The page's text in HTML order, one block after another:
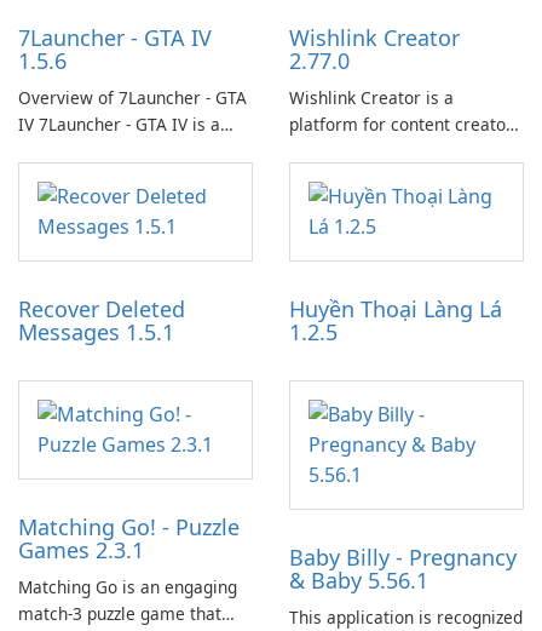
7Launcher - GTA IV
1.5.6
Overview of 7Launcher - GTA
IV 7Launcher - GTA IV is a
application designed to
optimize the gaming
experience for Grand Theft
Auto IV.
Wishlink Creator
2.77.0
Wishlink Creator is a
platform for content creators
work through built-in brand
partnerships and integrated
tools for content distribution
and audience engagement.
Recover Deleted
Messages 1.5.1
Huyền Thoại Làng Lá
1.2.5
Matching Go! - Puzzle
Games 2.3.1
Matching Go is an engaging
match-3 puzzle game that
Baby Billy - Pregnancy
& Baby 5.56.1
This application is recognized